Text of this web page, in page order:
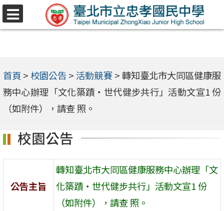
跳
至
內
容
選
首頁 > 校園公告>活動競賽 >轉知臺北市大同區健康服
務中心辦理「文化築蹟‧世代健步共行」活動文宣1 份
（如附件），請查 照。
校園公告
公告主旨
轉知臺北市大同區健康服務中心辦理「文
化築蹟‧世代健步共行」活動文宣1 份
（如附件），請查 照。